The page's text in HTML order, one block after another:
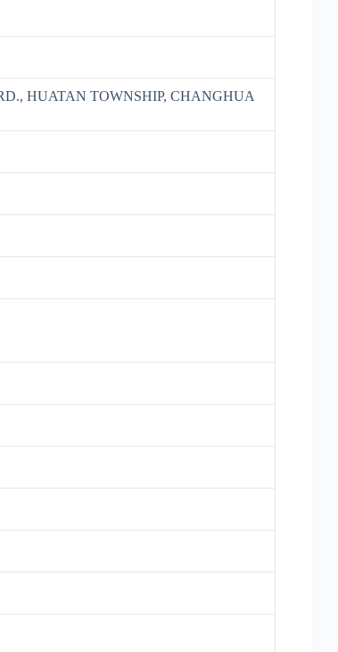
HUATAN TOWNSHIP, CHANGHUA